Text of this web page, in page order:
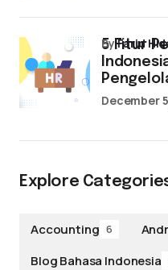
5 Fitur
byFarid
December
Explore
Accounting 6
Blog Bahasa Indonesia